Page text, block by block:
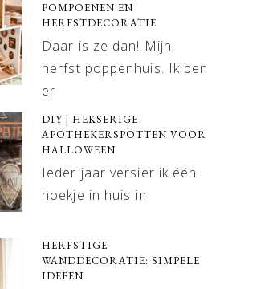
POMPOENEN EN
HERFSTDECORATIE
Daar is ze dan! Mijn
herfst poppenhuis. Ik ben
er
DIY | HEKSERIGE
APOTHEKERSPOTTEN VOOR
HALLOWEEN
Ieder jaar versier ik één
hoekje in huis in
HERFSTIGE
WANDDECORATIE: SIMPELE
IDEËEN